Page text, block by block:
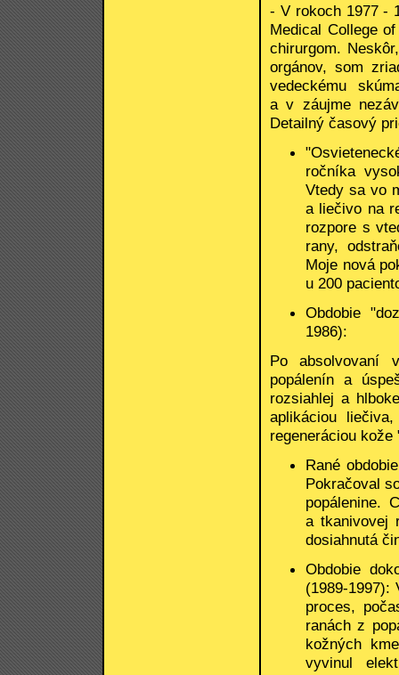
- V rokoch 1977 -
Medical College
chirurgom.
orgánov, som
vedeckému
a v záujme
Detailný časový
ročníka
Vtedy sa vo
a liečivo na
rozpore s
rany,
Moje nová
u 200
Obdobie
1986):
Po absolvovaní
popálenín a
rozsiahlej a
aplikáciou
regeneráciou kože
Rané
Pokračoval
popálenine.
a tkanivovej
dosiahnutá
Obdobie
(1989-1997):
proces,
ranách z
kožných
vyvinul